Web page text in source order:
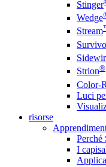
Stinger
Wedge
Stream
Strion®
Color-
Luci
risorse
Perché
I